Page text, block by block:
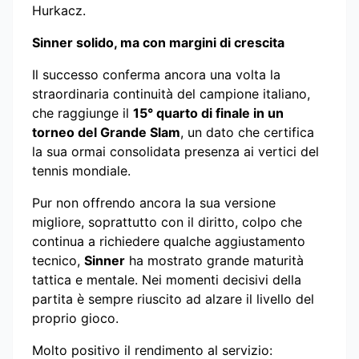
Hurkacz.
Sinner solido, ma con margini di crescita
Il successo conferma ancora una volta la
straordinaria continuità del campione italiano,
che raggiunge il 15° quarto di finale in un
torneo del Grande Slam, un dato che certifica
la sua ormai consolidata presenza ai vertici del
tennis mondiale.
Pur non offrendo ancora la sua versione
migliore, soprattutto con il diritto, colpo che
continua a richiedere qualche aggiustamento
tecnico, Sinner ha mostrato grande maturità
tattica e mentale. Nei momenti decisivi della
partita è sempre riuscito ad alzare il livello del
proprio gioco.
Molto positivo il rendimento al servizio: